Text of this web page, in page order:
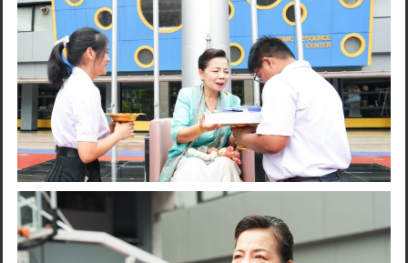
Search
for: